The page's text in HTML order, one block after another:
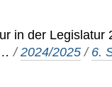
in der Legislatur
/2024/2025 / 6.